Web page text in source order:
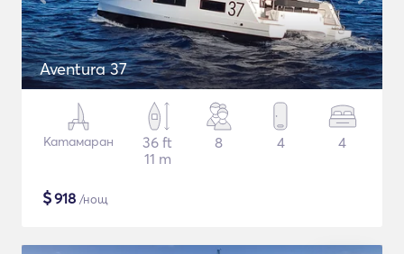
Aventura 37
Катамаран
36 ft
11 m
8 4 4
$918 /нощ